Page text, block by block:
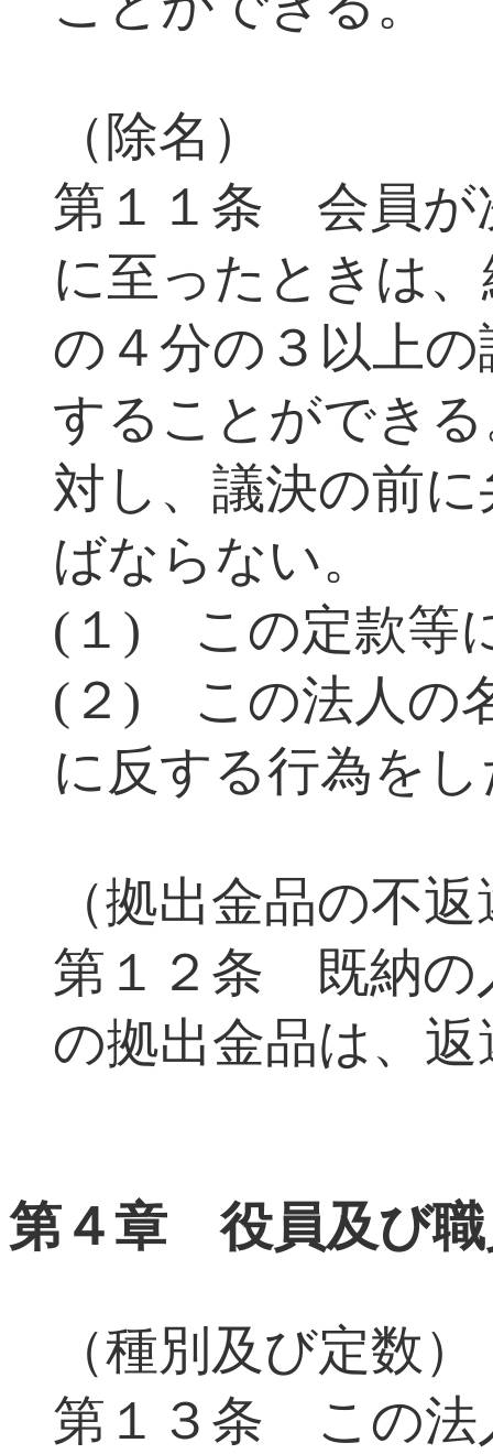
（除名）
第１１条 会員が
に至ったときは
の４分の３以上
することができ
対し、議決の前
ばならない。
(１) この定款等
(２) この法人の
に反する行為を
（拠出金品の不
第１２条 既納の
の拠出金品は、
第４章 役員及び
（種別及び定数）
第１３条 この法